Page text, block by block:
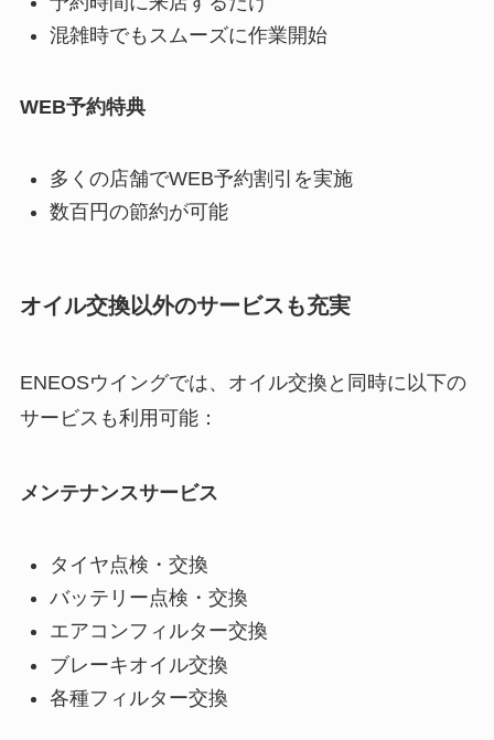
混雑時でもスムーズに作業開始
WEB予約特典
多くの店舗でWEB予約割引を実施
数百円の節約が可能
オイル交換以外のサービスも充実
ENEOSウイングでは、オイル交換と同時に以下の
サービスも利用可能：
メンテナンスサービス
タイヤ点検・交換
バッテリー点検・交換
エアコンフィルター交換
ブレーキオイル交換
各種フィルター交換